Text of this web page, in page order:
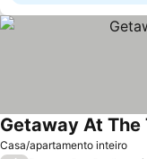
Casa/apartamento inteiro
Getaway At The